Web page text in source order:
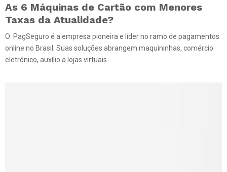
As 6 Máquinas de Cartão com Menores
Taxas da Atualidade?
O PagSeguro é a empresa pioneira e líder no ramo de pagamentos
online no Brasil. Suas soluções abrangem maquininhas, comércio
eletrônico, auxílio a lojas virtuais...